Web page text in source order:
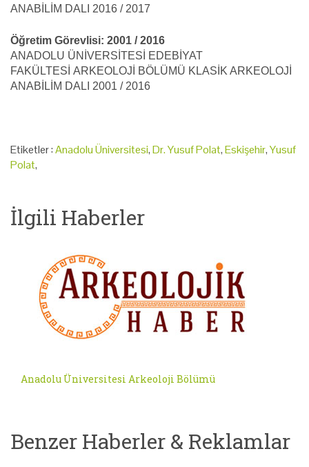
ANABİLİM DALI 2016 / 2017
Öğretim Görevlisi: 2001 / 2016
ANADOLU ÜNİVERSİTESİ EDEBİYAT
FAKÜLTESİ ARKEOLOJİ BÖLÜMÜ KLASİK ARKEOLOJİ
ANABİLİM DALI 2001 / 2016
Etiketler :Anadolu Üniversitesi,Dr. Yusuf Polat,Eskişehir,Yusuf
Polat,
İlgili Haberler
Anadolu Üniversitesi Arkeoloji Bölümü
Benzer Haberler & Reklamlar